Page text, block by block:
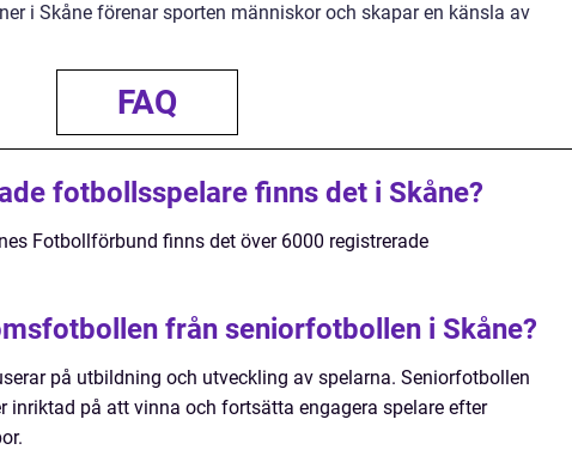
i Skåne förenar sporten människor och skapar en känsla av
FAQ
fotbollsspelare finns det i Skåne?
Fotbollförbund finns det över 6000 registrerade
från seniorfotbollen i Skåne?
på utbildning och utveckling av spelarna. Seniorfotbollen
inriktad på att vinna och fortsätta engagera spelare efter